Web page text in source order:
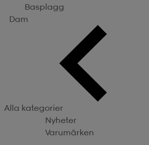
Basplagg
Dam
Alla kategorier
Nyheter
Varumärken